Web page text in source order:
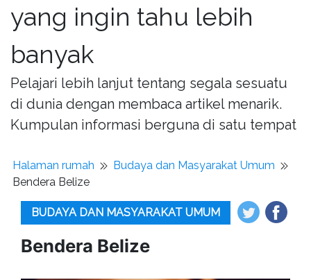
yang ingin tahu lebih
banyak
Pelajari lebih lanjut tentang segala sesuatu
di dunia dengan membaca artikel menarik.
Kumpulan informasi berguna di satu tempat
Halaman rumah
Budaya dan Masyarakat Umum
Bendera Belize
BUDAYA DAN MASYARAKAT UMUM
Bendera Belize